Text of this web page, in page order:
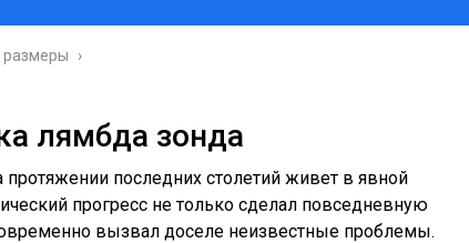
размеры ›
лямбда зонда
последних столетий живет в явной
прогресс не только сделал повседневную
вызвал доселе неизвестные проблемы.